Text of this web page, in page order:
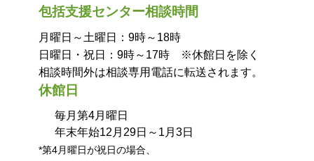
包括支援センター相談時間
月曜日～土曜日：9時～18時
日曜日・祝日：9時～17時 ※休館日を除く
相談時間外は相談専用電話に転送されます。
休館日
毎月第4月曜日
年末年始12月29日～1月3日
*第4月曜日が祝日の場合、